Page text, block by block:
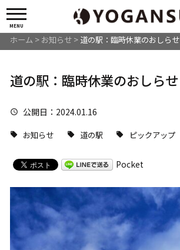
MENU
ホーム > お知らせ> 道の駅：臨時休業のおしらせ
道の駅：臨時休業のおしらせ
公開日 ：2024.01.16
お知らせ 道の駅 ピックアップ
Pocket